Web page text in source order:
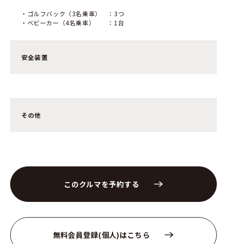
・ゴルフバック（3名乗車） ：3つ
・ベビーカー（4名乗車） ：1台
安全装置
その他
このクルマを予約する
無料会員登録(個人)はこちら